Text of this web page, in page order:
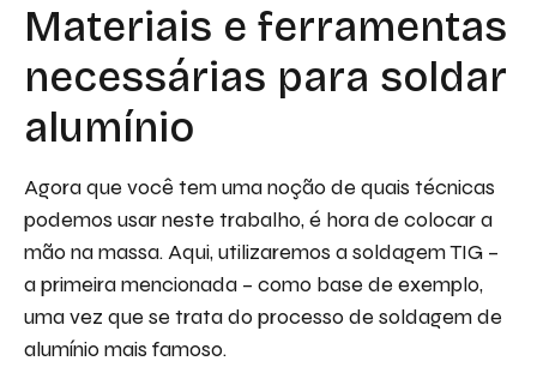
Materiais e ferramentas
necessárias para soldar
alumínio
Agora que você tem uma noção de quais técnicas
podemos usar neste trabalho, é hora de colocar a
mão na massa. Aqui, utilizaremos a soldagem TIG –
a primeira mencionada – como base de exemplo,
uma vez que se trata do processo de soldagem de
alumínio mais famoso.